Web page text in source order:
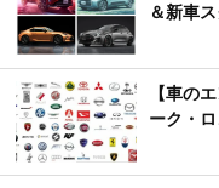
＆新車
【車の
ーク・